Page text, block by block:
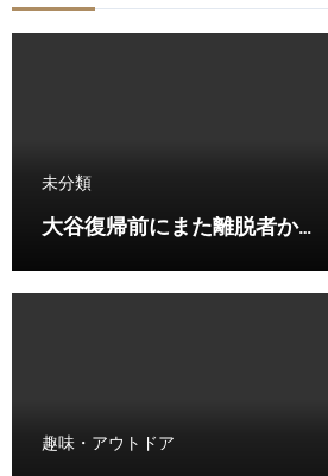
未分類
大谷復帰前にまた離脱者か…
趣味・アウトドア